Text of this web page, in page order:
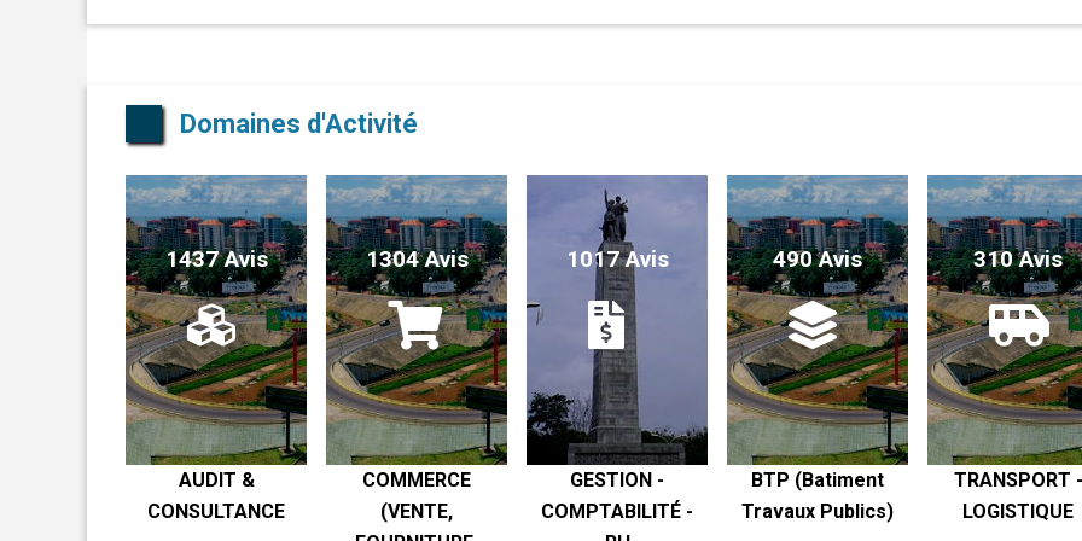
Domaines d'Activité
1437 Avis
AUDIT &
CONSULTANCE
1304 Avis
COMMERCE
(VENTE,
1017 Avis
GESTION -
COMPTABILITÉ -
490 Avis
BTP (Batiment
Travaux Publics)
310 Avis
TRANSPORT -
LOGISTIQUE